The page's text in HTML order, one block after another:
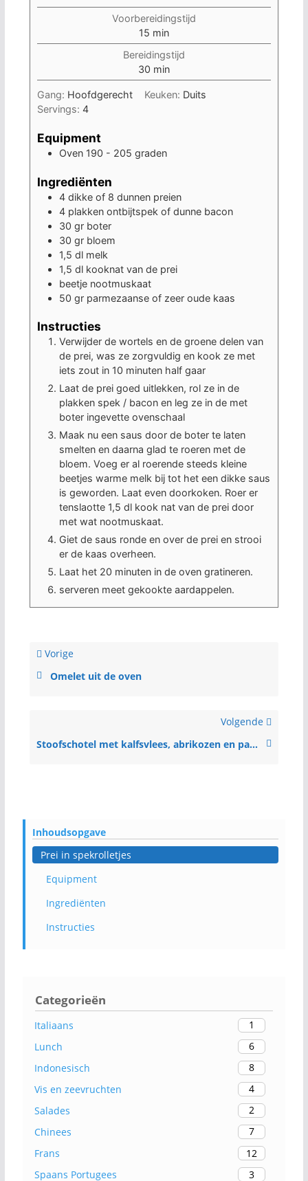
Categorieën
Italiaans
1
Lunch
6
Indonesisch
8
Vis en zeevruchten
4
Salades
2
Chinees
7
Frans
12
Spaans Portugees
3
Voorbereidingstijd
15minuten
min
Bereidingstijd
30minuten
min
Gang: Hoofdgerecht Keuken: Duits
Servings: 4
Equipment
Oven 190 - 205 graden
Ingrediënten
4 dikke of 8 dunnen preien
4 plakken ontbijtspek of dunne bacon
30 gr boter
30 gr bloem
1,5 dl melk
1,5 dl kooknat van de prei
beetje nootmuskaat
50 gr parmezaanse of zeer oude kaas
Instructies
Verwijder de wortels en de groene delen van
de prei, was ze zorgvuldig en kook ze met
iets zout in 10 minuten half gaar
Laat de prei goed uitlekken, rol ze in de
plakken spek / bacon en leg ze in de met
boter ingevette ovenschaal
Maak nu een saus door de boter te laten
smelten en daarna glad te roeren met de
bloem. Voeg er al roerende steeds kleine
beetjes warme melk bij tot het een dikke saus
is geworden. Laat even doorkoken. Roer er
tenslaotte 1,5 dl kook nat van de prei door
met wat nootmuskaat.
Giet de saus ronde en over de prei en strooi
er de kaas overheen.
Laat het 20 minuten in de oven gratineren.
serveren meet gekookte aardappelen.
Vorige
Omelet uit de oven
Volgende
Stoofschotel met kalfsvlees, abrikozen en paprika
Inhoudsopgave
Prei in spekrolletjes
Equipment
Ingrediënten
Instructies